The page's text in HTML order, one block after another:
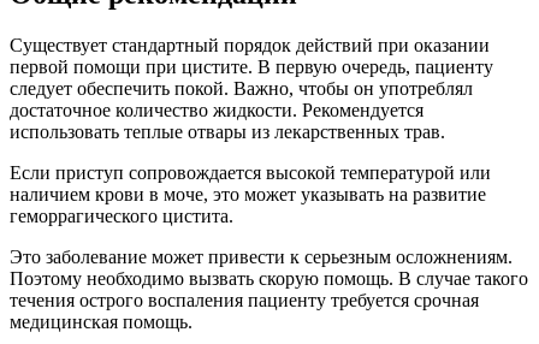
Существует стандартный порядок действий при оказании
первой помощи при цистите. В первую очередь, пациенту
следует обеспечить покой. Важно, чтобы он употреблял
достаточное количество жидкости. Рекомендуется
использовать теплые отвары из лекарственных трав.
Если приступ сопровождается высокой температурой или
наличием крови в моче, это может указывать на развитие
геморрагического цистита.
Это заболевание может привести к серьезным осложнениям.
Поэтому необходимо вызвать скорую помощь. В случае такого
течения острого воспаления пациенту требуется срочная
медицинская помощь.